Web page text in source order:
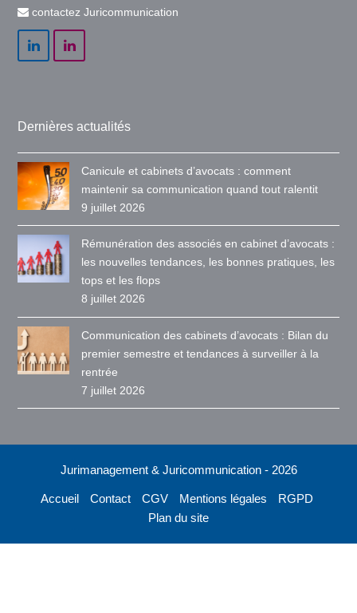
contactez Juricommunication
LinkedInLinkedIn
Dernières actualités
Canicule et cabinets d’avocats : comment
maintenir sa communication quand tout ralentit
9 juillet 2026
Rémunération des associés en cabinet d’avocats :
les nouvelles tendances, les bonnes pratiques, les
tops et les flops
8 juillet 2026
Communication des cabinets d’avocats : Bilan du
premier semestre et tendances à surveiller à la
rentrée
7 juillet 2026
Jurimanagement & Juricommunication - 2026
Accueil Contact CGV Mentions légales
RGPD
Plan du site